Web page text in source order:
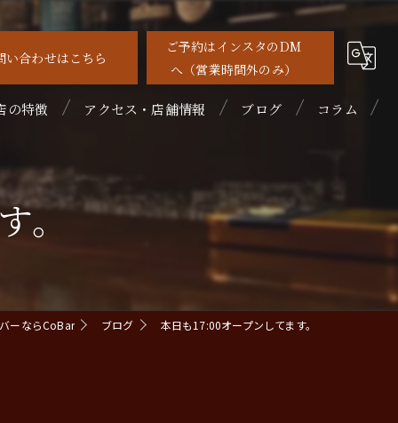
い合わせはこちら
ご予約はインスタのDM
へ（営業時間外のみ）
の特徴
家
ーツカクテル
スキー
アクセス・店舗情報 ブログ コラム
。
ーならCoBar ブログ 本日も17:00オープンしてます。